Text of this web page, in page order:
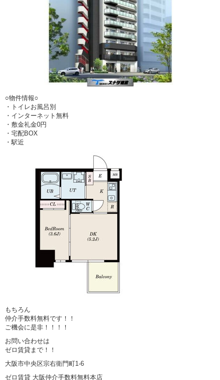
○物件情報○
・トイレお風呂別
・インターネット無料
・敷金礼金0円
・宅配BOX
・駅近
もちろん
仲介手数料無料です！！
ご機会に是非！！！！
お問い合わせは
ゼロ賃貸まで！！
大阪市中央区宗右衛門町1-6
ゼロ賃貸 大阪仲介手数料無料本店